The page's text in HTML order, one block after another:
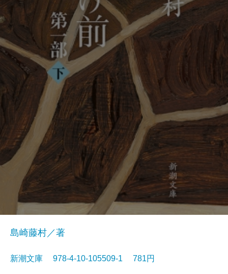
島崎藤村／著
新潮文庫 978-4-10-105509-1 781円